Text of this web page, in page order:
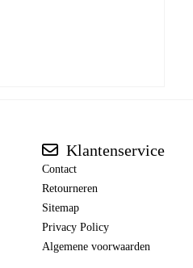
Klantenservice
Contact
Retourneren
Sitemap
Privacy Policy
Algemene voorwaarden